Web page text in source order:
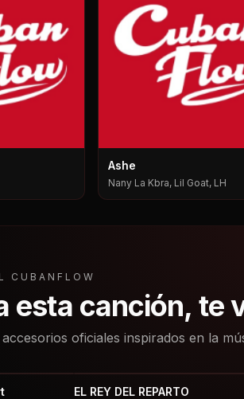
Ashe
Nany La Kbra, Lil Goat, LH
CUBANFLOW
esta canción, te
oficiales inspirados en la
EL REY DEL REPARTO